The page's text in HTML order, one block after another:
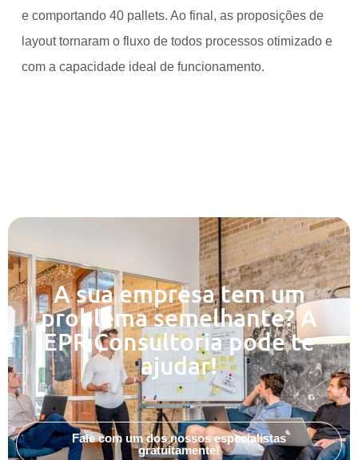
e comportando 40 pallets. Ao final, as proposições de
layout tornaram o fluxo de todos processos otimizado e
com a capacidade ideal de funcionamento.
A sua empresa tem um
problema semelhante? A
EPR Consultoria pode te
ajudar!
Fale com um dos nossos especialistas
gratuitamente!